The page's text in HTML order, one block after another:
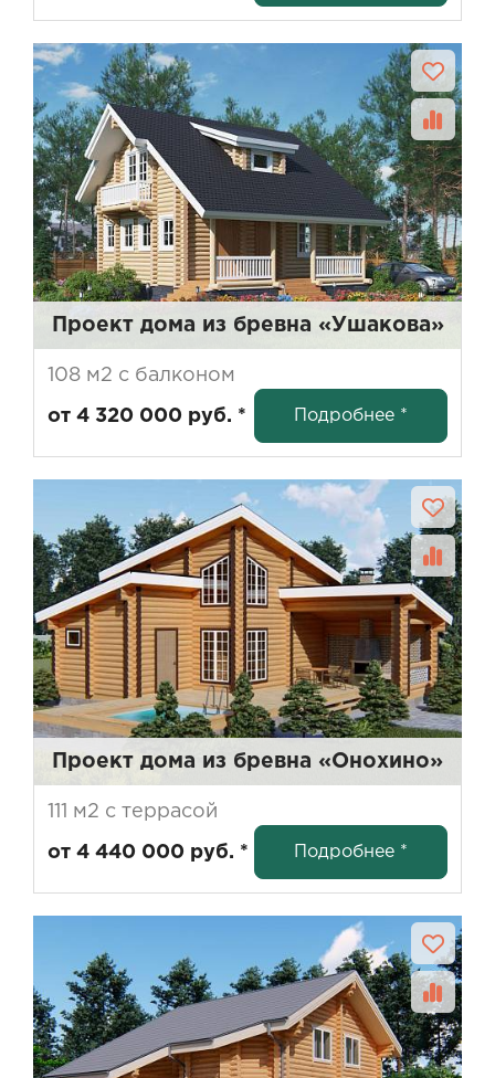
Проект дома из бревна «Ушакова»
108 м2 с балконом
от 4 320 000 руб. * Подробнее *
Проект дома из бревна «Онохино»
111 м2 с террасой
от 4 440 000 руб. * Подробнее *